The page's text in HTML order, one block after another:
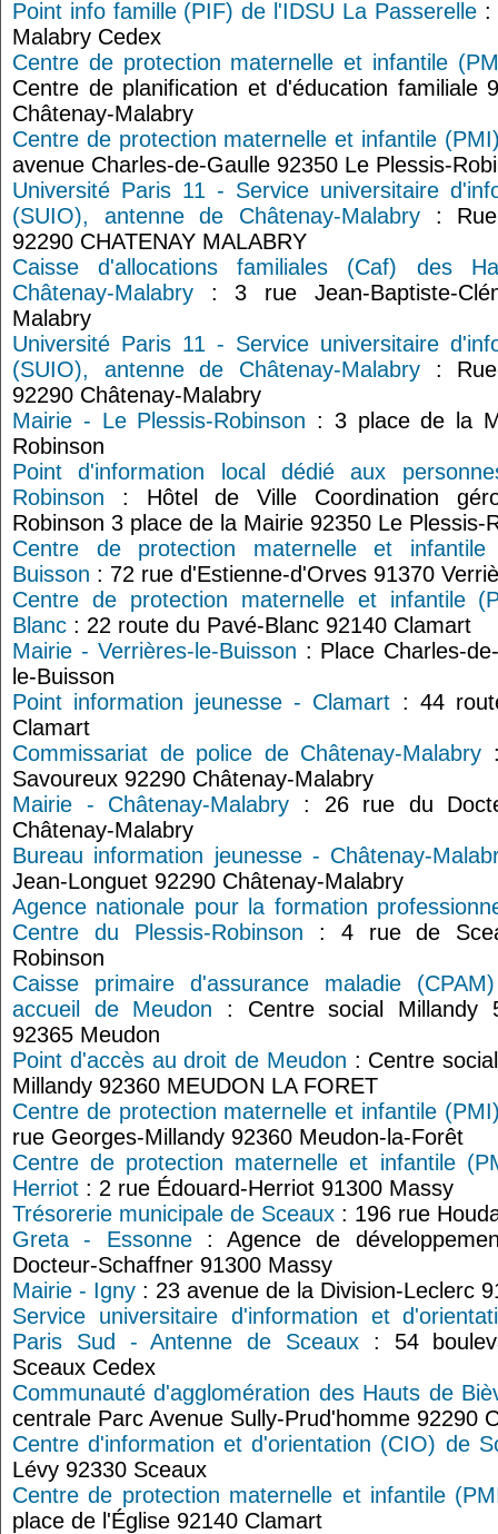
Point info famille (PIF) de l'IDSU La Passerelle:
Malabry Cedex
Centre de protection maternelle et infantile
Centre de planification et d'éducation familiale
Châtenay-Malabry
Centre de protection maternelle et infantile
avenue Charles-de-Gaulle 92350 Le Plessis-
Université Paris 11 - Service universitaire
(SUIO), antenne de Châtenay-Malabry : Rue
92290 CHATENAY MALABRY
Caisse d'allocations familiales (Caf) des
Châtenay-Malabry : 3 rue Jean-Baptiste-
Malabry
Université Paris 11 - Service universitaire
(SUIO), antenne de Châtenay-Malabry : Rue
92290 Châtenay-Malabry
Mairie - Le Plessis-Robinson : 3 place de la
Robinson
Point d'information local dédié aux
Robinson : Hôtel de Ville Coordination
Robinson 3 place de la Mairie 92350 Le Plessis-
Centre de protection maternelle et
Buisson : 72 rue d'Estienne-d'Orves 91370
Centre de protection maternelle et infantile
Blanc : 22 route du Pavé-Blanc 92140 Clamart
Mairie - Verrières-le-Buisson : Place Charles-
le-Buisson
Point information jeunesse - Clamart : 44
Clamart
Commissariat de police de Châtenay-Malabry
Savoureux 92290 Châtenay-Malabry
Mairie - Châtenay-Malabry : 26 rue du
Châtenay-Malabry
Bureau information jeunesse - Châtenay-
Jean-Longuet 92290 Châtenay-Malabry
Agence nationale pour la formation
Centre du Plessis-Robinson : 4 rue de
Robinson
Caisse primaire d'assurance maladie
accueil de Meudon : Centre social Millandy
92365 Meudon
Point d'accès au droit de Meudon : Centre
Millandy 92360 MEUDON LA FORET
Centre de protection maternelle et infantile
rue Georges-Millandy 92360 Meudon-la-Forêt
Centre de protection maternelle et infantile
Herriot : 2 rue Édouard-Herriot 91300 Massy
Trésorerie municipale de Sceaux : 196 rue
Greta - Essonne: Agence de
Docteur-Schaffner 91300 Massy
Mairie - Igny : 23 avenue de la Division-Leclerc
Service universitaire d'information et
Paris Sud - Antenne de Sceaux : 54
Sceaux Cedex
Communauté d'agglomération des Hauts de
centrale Parc Avenue Sully-Prud'homme 92290
Centre d'information et d'orientation (CIO) de
Lévy 92330 Sceaux
Centre de protection maternelle et infantile
place de l'Église 92140 Clamart